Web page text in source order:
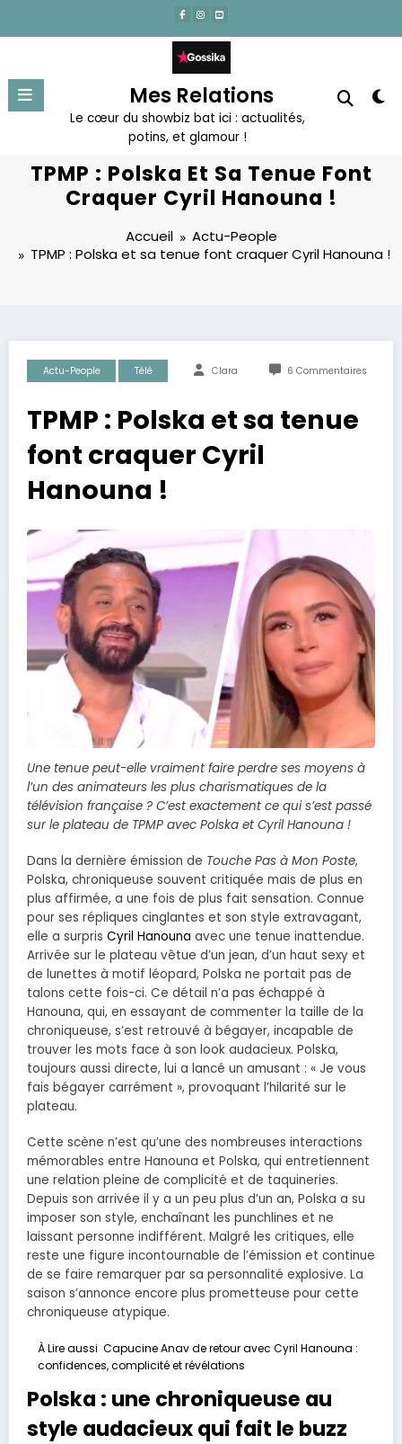
contenu
Mes Relations
Le cœur du showbiz bat ici : actualités,
potins, et glamour !
TPMP : Polska Et Sa Tenue Font
Craquer Cyril Hanouna !
Accueil
Actu-People
TPMP : Polska et sa tenue font craquer Cyril Hanouna !
Actu-People Télé Clara 6 Commentaires
TPMP : Polska et sa tenue
font craquer Cyril
Hanouna !
Une tenue peut-elle vraiment faire perdre ses moyens à
l’un des animateurs les plus charismatiques de la
télévision française ? C’est exactement ce qui s’est passé
sur le plateau de TPMP avec Polska et Cyril Hanouna !
Dans la dernière émission de Touche Pas à Mon Poste,
Polska, chroniqueuse souvent critiquée mais de plus en
plus affirmée, a une fois de plus fait sensation. Connue
pour ses répliques cinglantes et son style extravagant,
elle a surpris Cyril Hanouna avec une tenue inattendue.
Arrivée sur le plateau vêtue d’un jean, d’un haut sexy et
de lunettes à motif léopard, Polska ne portait pas de
talons cette fois-ci. Ce détail n’a pas échappé à
Hanouna, qui, en essayant de commenter la taille de la
chroniqueuse, s’est retrouvé à bégayer, incapable de
trouver les mots face à son look audacieux. Polska,
toujours aussi directe, lui a lancé un amusant : « Je vous
fais bégayer carrément », provoquant l’hilarité sur le
plateau.
Cette scène n’est qu’une des nombreuses interactions
mémorables entre Hanouna et Polska, qui entretiennent
une relation pleine de complicité et de taquineries.
Depuis son arrivée il y a un peu plus d’un an, Polska a su
imposer son style, enchaînant les punchlines et ne
laissant personne indifférent. Malgré les critiques, elle
reste une figure incontournable de l’émission et continue
de se faire remarquer par sa personnalité explosive. La
saison s’annonce encore plus prometteuse pour cette
chroniqueuse atypique.
À Lire aussi Capucine Anav de retour avec Cyril Hanouna :
confidences, complicité et révélations
Polska : une chroniqueuse au
style audacieux qui fait le buzz